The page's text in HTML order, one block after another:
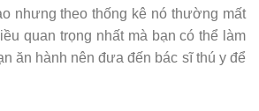
nhưng theo thống kê nó thường mất
quan trọng nhất mà bạn có thể làm
ăn hành nên đưa đến bác sĩ thú y để